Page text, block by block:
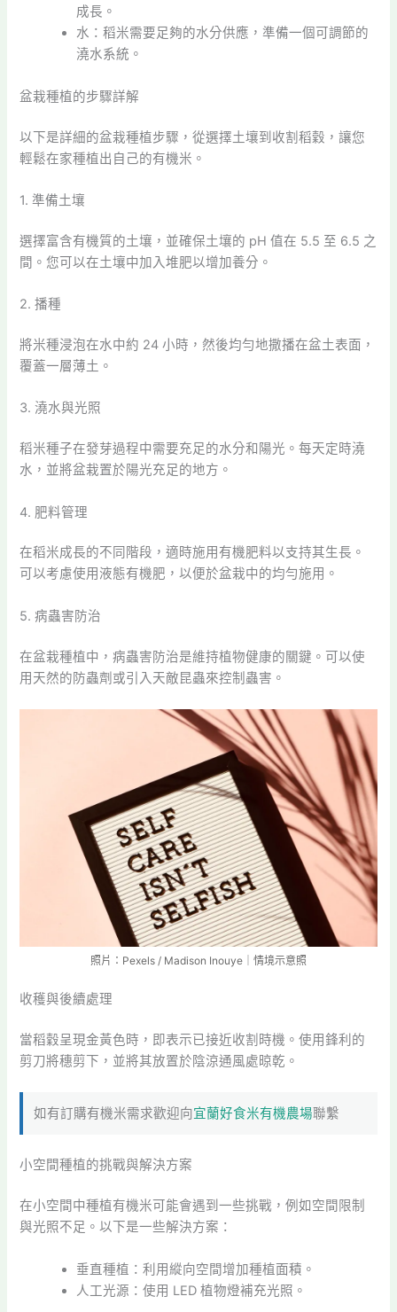
成長。
水：稻米需要足夠的水分供應，準備一個可調節的
澆水系統。
盆栽種植的步驟詳解
以下是詳細的盆栽種植步驟，從選擇土壤到收割稻穀，讓您
輕鬆在家種植出自己的有機米。
1. 準備土壤
選擇富含有機質的土壤，並確保土壤的 pH 值在 5.5 至 6.5 之
間。您可以在土壤中加入堆肥以增加養分。
2. 播種
將米種浸泡在水中約 24 小時，然後均勻地撒播在盆土表面，
覆蓋一層薄土。
3. 澆水與光照
稻米種子在發芽過程中需要充足的水分和陽光。每天定時澆
水，並將盆栽置於陽光充足的地方。
4. 肥料管理
在稻米成長的不同階段，適時施用有機肥料以支持其生長。
可以考慮使用液態有機肥，以便於盆栽中的均勻施用。
5. 病蟲害防治
在盆栽種植中，病蟲害防治是維持植物健康的關鍵。可以使
用天然的防蟲劑或引入天敵昆蟲來控制蟲害。
照片：Pexels / Madison Inouye｜情境示意照
收穫與後續處理
當稻穀呈現金黃色時，即表示已接近收割時機。使用鋒利的
剪刀將穗剪下，並將其放置於陰涼通風處晾乾。
如有訂購有機米需求歡迎向宜蘭好食米有機農場聯繫
小空間種植的挑戰與解決方案
在小空間中種植有機米可能會遇到一些挑戰，例如空間限制
與光照不足。以下是一些解決方案：
垂直種植：利用縱向空間增加種植面積。
人工光源：使用 LED 植物燈補充光照。